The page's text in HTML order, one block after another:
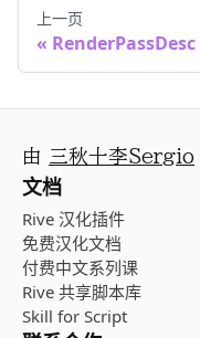
上一页
RenderPassDesc
由 三秋十李Sergio
文档
Rive 汉化插件
免费汉化文档
付费中文系列课
Rive 共享脚本库
Skill for Script